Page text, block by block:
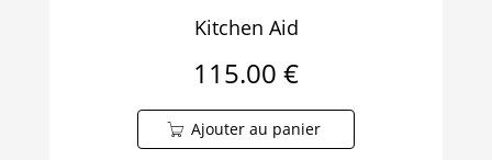
Kitchen Aid
115.00 €
Ajouter au panier